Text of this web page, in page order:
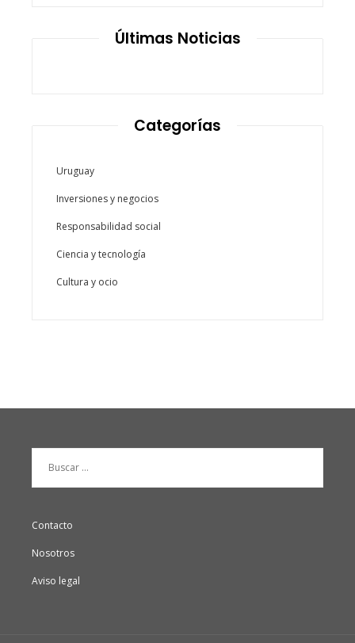
Últimas Noticias
Categorías
Uruguay
Inversiones y negocios
Responsabilidad social
Ciencia y tecnología
Cultura y ocio
Contacto
Nosotros
Aviso legal